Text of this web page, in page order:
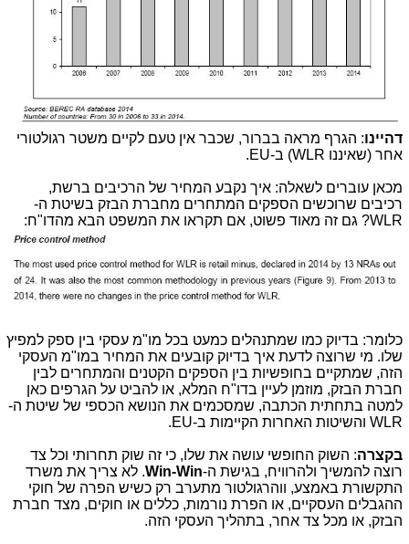
דהיינו: הגרף מראה בברור, שכבר אין טעם לקיים משטר רגולטורי
אחר (שאיננו WLR) ב-EU.
מכאן עוברים לשאלה: איך נקבע המחיר של הרכיבים ברשת,
רכיבים שרוכשים הספקים המתחרים מחברת הבזק בשיטת ה-
WLR? גם זה מאוד פשוט, אם תקראו את המשפט הבא מהדו"ח:
כלומר: בדיוק כמו שמתנהלים כמעט בכל מו"מ עסקי בין ספק למפיץ
שלו. מי שרוצה לדעת איך בדיוק קובעים את המחיר במו"מ העסקי
הזה, שמתקיים בחופשיות בין הספקים הקטנים והמתחרים לבין
חברת הבזק, מוזמן לעיין בדו"ח המלא, או להביט על הגרפים כאן
למטה בתחתית הכתבה, שמסכמים את הנושא הכספי של שיטת ה-
WLR והשיטות האחרות הקיימות ב-EU.
בקצרה: השוק החופשי עושה את שלו, כי זה שוק תחרותי וכל צד
רוצה להמשיך ולהרוויח, בגישת ה-Win-Win. לא צריך את משרד
התקשורת באמצע, ווהרגולטור מתערב רק כשיש הפרה של חוקי
ההגבלים העסקיים, או הפרת נורמות, כללים או חוקים, מצד חברת
הבזק, או מכל צד אחר, בתהליך העסקי הזה.